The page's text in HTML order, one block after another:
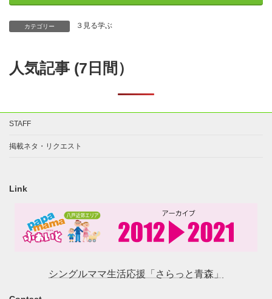
カテゴリー ３見る学ぶ
人気記事 (7日間）
STAFF
掲載ネタ・リクエスト
Link
シングルママ生活応援「さらっと青森」